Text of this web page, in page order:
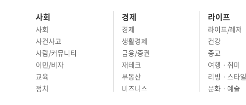
사회
사회
사건사고
사람/커뮤니티
이민/비자
교육
정치
경제
경제
생활경제
금융/증권
재테크
부동산
비즈니스
라이프
라이프/레저
건강
종교
여행 · 취미
리빙 · 스타일
문화 · 예술